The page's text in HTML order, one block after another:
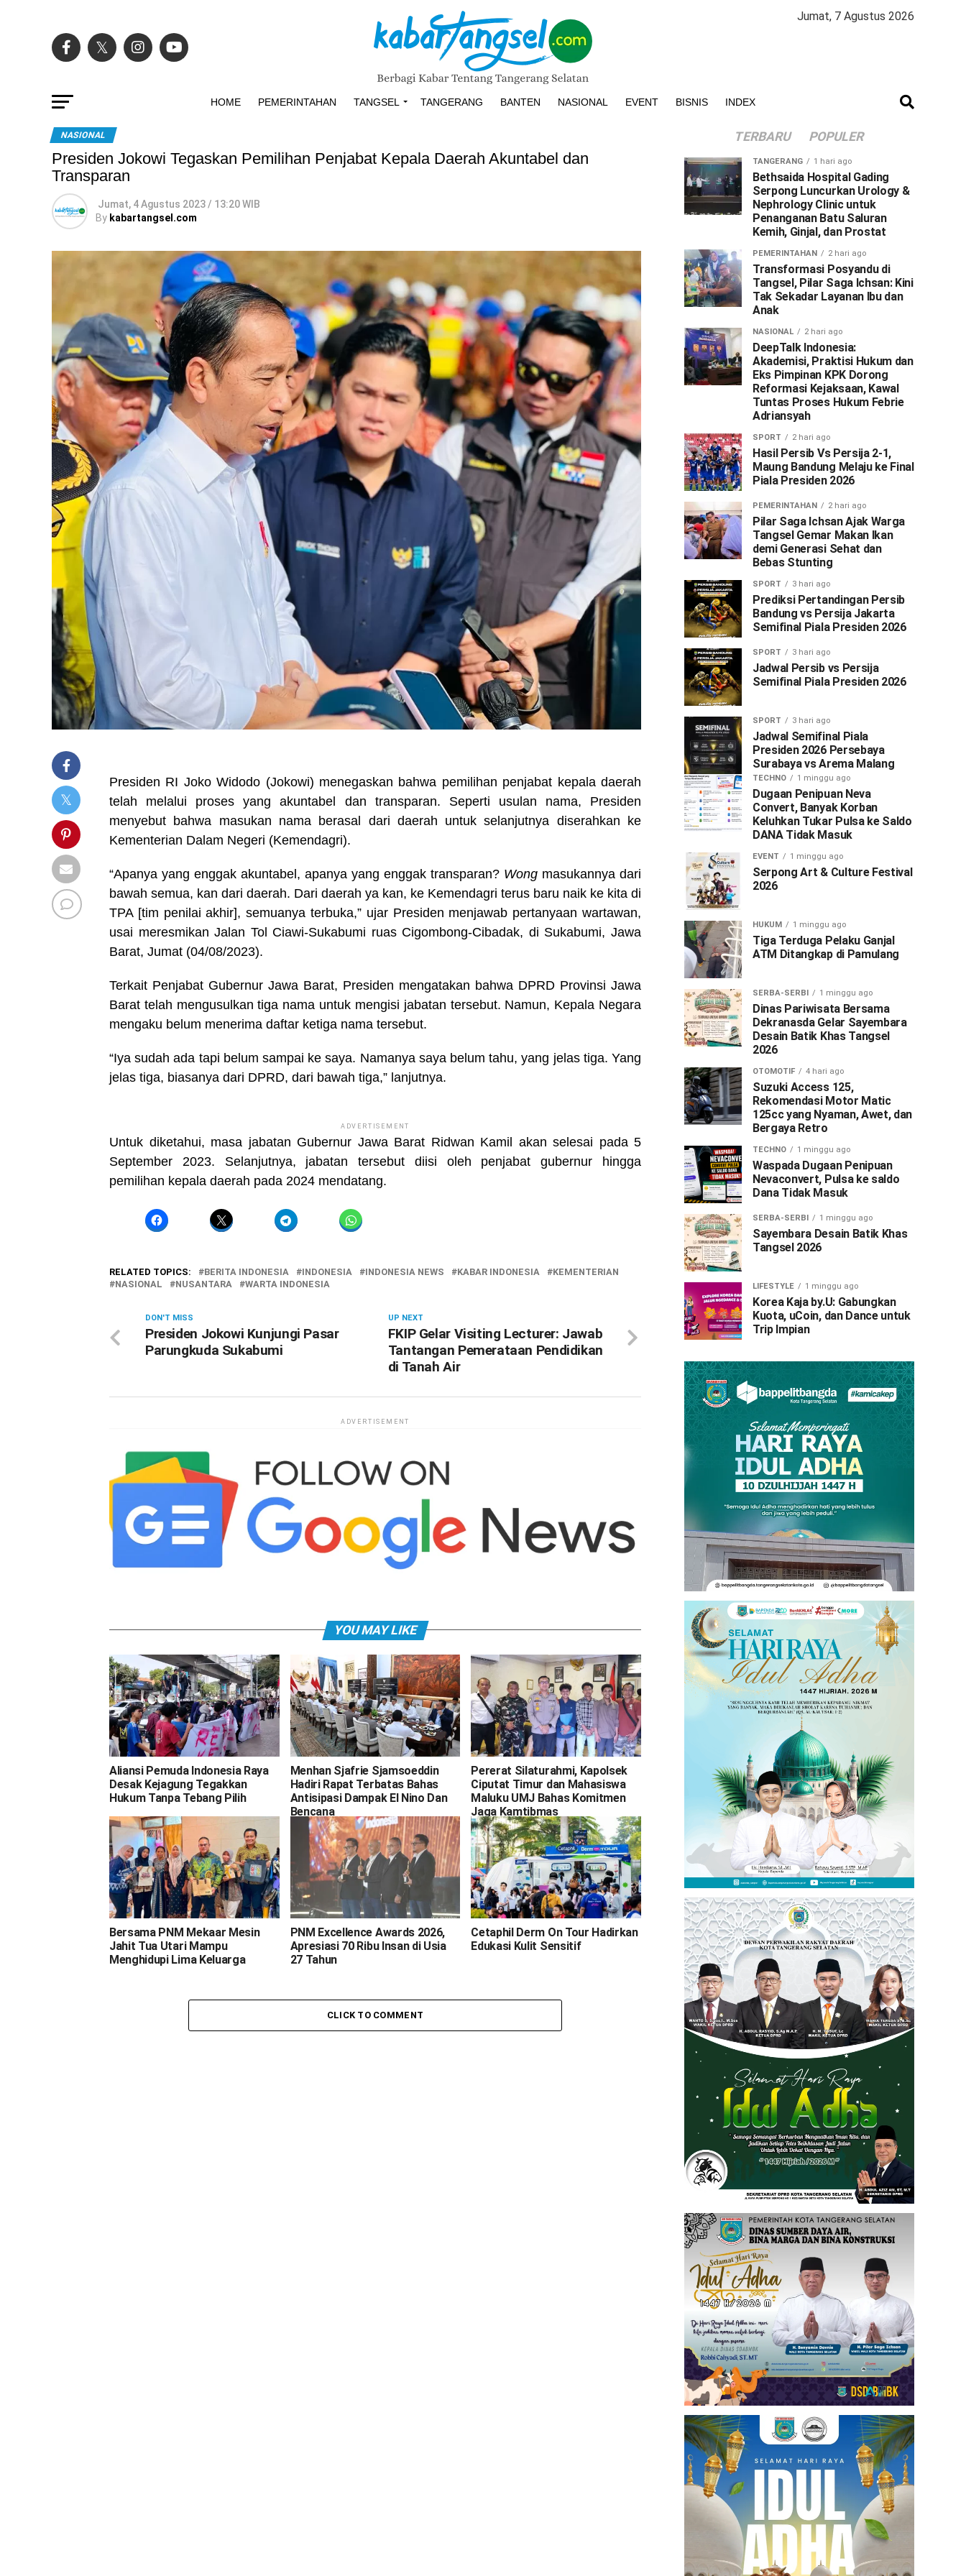
Jumat, 7 Agustus 2026
HOME PEMERINTAHAN TANGSEL TANGERANG BANTEN NASIONAL EVENT BISNIS INDEX
NASIONAL
Presiden Jokowi Tegaskan Pemilihan Penjabat Kepala Daerah Akuntabel dan
Transparan
Jumat, 4 Agustus 2023 / 13:20 WIB
By kabartangsel.com
Presiden RI Joko Widodo (Jokowi) menegaskan bahwa pemilihan penjabat kepala daerah
telah melalui proses yang akuntabel dan transparan. Seperti usulan nama, Presiden
menyebut bahwa masukan nama berasal dari daerah untuk selanjutnya diserahkan ke
Kementerian Dalam Negeri (Kemendagri).
“Apanya yang enggak akuntabel, apanya yang enggak transparan? Wong masukannya dari
bawah semua, kan dari daerah. Dari daerah ya kan, ke Kemendagri terus baru naik ke kita di
TPA [tim penilai akhir], semuanya terbuka,” ujar Presiden menjawab pertanyaan wartawan,
usai meresmikan Jalan Tol Ciawi-Sukabumi ruas Cigombong-Cibadak, di Sukabumi, Jawa
Barat, Jumat (04/08/2023).
Terkait Penjabat Gubernur Jawa Barat, Presiden mengatakan bahwa DPRD Provinsi Jawa
Barat telah mengusulkan tiga nama untuk mengisi jabatan tersebut. Namun, Kepala Negara
mengaku belum menerima daftar ketiga nama tersebut.
“Iya sudah ada tapi belum sampai ke saya. Namanya saya belum tahu, yang jelas tiga. Yang
jelas tiga, biasanya dari DPRD, dari bawah tiga,” lanjutnya.
ADVERTISEMENT
Untuk diketahui, masa jabatan Gubernur Jawa Barat Ridwan Kamil akan selesai pada 5
September 2023. Selanjutnya, jabatan tersebut diisi oleh penjabat gubernur hingga
pemilihan kepala daerah pada 2024 mendatang.
RELATED TOPICS: BERITA INDONESIA INDONESIA INDONESIA NEWS KABAR INDONESIA
KEMENTERIAN
NASIONAL
NUSANTARA WARTA INDONESIA
UP NEXT
FKIP Gelar Visiting Lecturer: Jawab
Tantangan Pemerataan Pendidikan
di Tanah Air
DON'T MISS
Presiden Jokowi Kunjungi Pasar
Parungkuda Sukabumi
ADVERTISEMENT
YOU MAY LIKE
Aliansi Pemuda Indonesia Raya
Desak Kejagung Tegakkan
Hukum Tanpa Tebang Pilih
Menhan Sjafrie Sjamsoeddin
Hadiri Rapat Terbatas Bahas
Antisipasi Dampak El Nino Dan
Bencana
Pererat Silaturahmi, Kapolsek
Ciputat Timur dan Mahasiswa
Maluku UMJ Bahas Komitmen
Jaga Kamtibmas
Bersama PNM Mekaar Mesin
Jahit Tua Utari Mampu
Menghidupi Lima Keluarga
PNM Excellence Awards 2026,
Apresiasi 70 Ribu Insan di Usia
27 Tahun
Cetaphil Derm On Tour Hadirkan
Edukasi Kulit Sensitif
CLICK TO COMMENT
TERBARU POPULER
TANGERANG 1 hari ago
Bethsaida Hospital Gading
Serpong Luncurkan Urology &
Nephrology Clinic untuk
Penanganan Batu Saluran
Kemih, Ginjal, dan Prostat
PEMERINTAHAN 2 hari ago
Transformasi Posyandu di
Tangsel, Pilar Saga Ichsan: Kini
Tak Sekadar Layanan Ibu dan
Anak
NASIONAL 2 hari ago
DeepTalk Indonesia:
Akademisi, Praktisi Hukum dan
Eks Pimpinan KPK Dorong
Reformasi Kejaksaan, Kawal
Tuntas Proses Hukum Febrie
Adriansyah
SPORT 2 hari ago
Hasil Persib Vs Persija 2-1,
Maung Bandung Melaju ke Final
Piala Presiden 2026
PEMERINTAHAN 2 hari ago
Pilar Saga Ichsan Ajak Warga
Tangsel Gemar Makan Ikan
demi Generasi Sehat dan
Bebas Stunting
SPORT 3 hari ago
Prediksi Pertandingan Persib
Bandung vs Persija Jakarta
Semifinal Piala Presiden 2026
SPORT 3 hari ago
Jadwal Persib vs Persija
Semifinal Piala Presiden 2026
SPORT 3 hari ago
Jadwal Semifinal Piala
Presiden 2026 Persebaya
Surabaya vs Arema Malang
TECHNO 1 minggu ago
Dugaan Penipuan Neva
Convert, Banyak Korban
Keluhkan Tukar Pulsa ke Saldo
DANA Tidak Masuk
EVENT 1 minggu ago
Serpong Art & Culture Festival
2026
HUKUM 1 minggu ago
Tiga Terduga Pelaku Ganjal
ATM Ditangkap di Pamulang
SERBA-SERBI 1 minggu ago
Dinas Pariwisata Bersama
Dekranasda Gelar Sayembara
Desain Batik Khas Tangsel
2026
OTOMOTIF 4 hari ago
Suzuki Access 125,
Rekomendasi Motor Matic
125cc yang Nyaman, Awet, dan
Bergaya Retro
TECHNO 1 minggu ago
Waspada Dugaan Penipuan
Nevaconvert, Pulsa ke saldo
Dana Tidak Masuk
SERBA-SERBI 1 minggu ago
Sayembara Desain Batik Khas
Tangsel 2026
LIFESTYLE 1 minggu ago
Korea Kaja by.U: Gabungkan
Kuota, uCoin, dan Dance untuk
Trip Impian